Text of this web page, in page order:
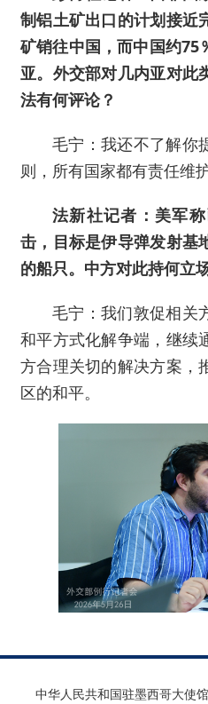
制铝土矿出口的计划接近
矿销往中国，而中国约75
亚。外交部对几内亚对此
法有何评论？
毛宁：我还不了解你
则，所有国家都有责任维
法新社记者：美军
击，目标是伊导弹发射基
的船只。中方对此持何立
毛宁：我们敦促相关
和平方式化解争端，继续
方合理关切的解决方案，
区的和平。
中华人民共和国驻墨西哥大